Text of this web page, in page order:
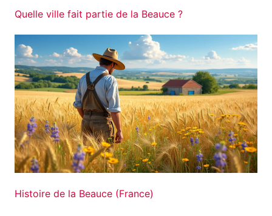
Quelle ville fait partie de la Beauce ?
Histoire de la Beauce (France)